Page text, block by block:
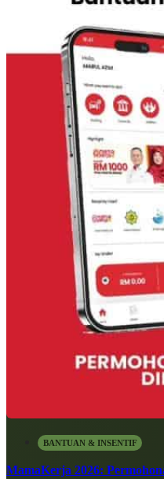
BANTUAN & INSENTIF
MamaKerja 2026: